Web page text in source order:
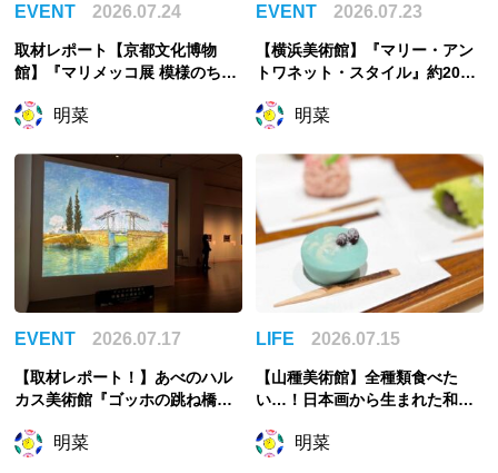
EVENT 2026.07.24
取材レポート【京都文化博物
館】『マリメッコ展 模様のちか
ing -Beauty, Dream, Love』
ニッコ」の誕生秘話から読み解
明菜
EVENT 2026.07.23
【横浜美術館】『マリー・アン
トワネット・スタイル』約200
のスタイル
明菜
EVENT 2026.07.17
【取材レポート！】あべのハル
カス美術館『ゴッホの跳ね橋と
役は誰？ゴッホ展かと思いき
明菜
LIFE 2026.07.15
【山種美術館】全種類食べた
い…！日本画から生まれた和菓
明菜